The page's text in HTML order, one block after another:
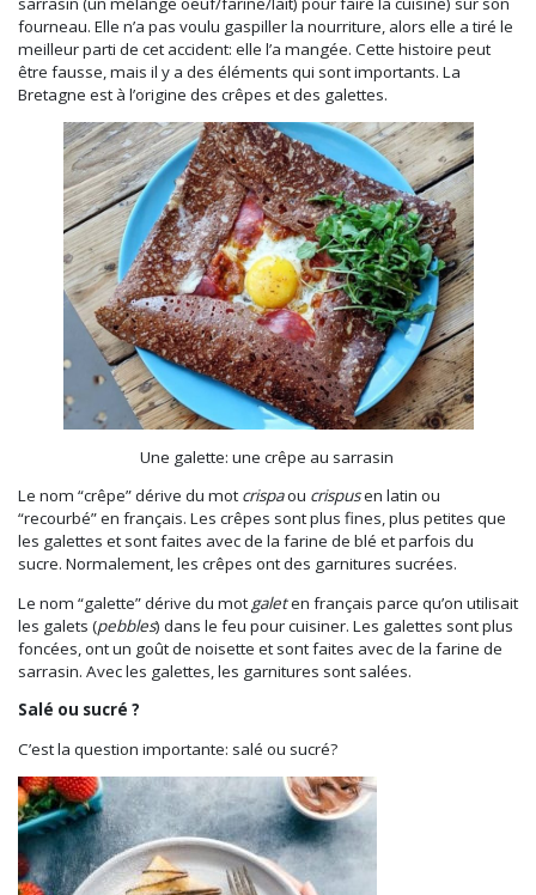
fourneau. Elle n’a pas voulu gaspiller la nourriture, alors elle a tiré le
meilleur parti de cet accident: elle l’a mangée. Cette histoire peut
être fausse, mais il y a des éléments qui sont importants. La
Bretagne est à l’origine des crêpes et des galettes.
Une galette: une crêpe au sarrasin
Le nom “crêpe” dérive du mot crispaou crispusen latin ou
“recourbé” en français. Les crêpes sont plus fines, plus petites que
les galettes et sont faites avec de la farine de blé et parfois du
sucre. Normalement, les crêpes ont des garnitures sucrées.
Le nom “galette” dérive du mot galeten français parce qu’on utilisait
les galets (pebbles) dans le feu pour cuisiner. Les galettes sont plus
foncées, ont un goût de noisette et sont faites avec de la farine de
sarrasin. Avec les galettes, les garnitures sont salées.
Salé ou sucré ?
C’est la question importante: salé ou sucré?